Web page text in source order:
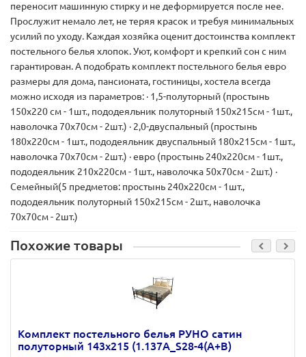
переносит машинную стирку и не деформируется после нее.
Прослужит немало лет, не теряя красок и требуя минимальных
усилий по уходу. Каждая хозяйка оценит достоинства комплект
постельного белья хлопок. Уют, комфорт и крепкий сон с ним
гарантирован. А подобрать комплект постельного белья евро
размеры для дома, пансионата, гостиницы, хостела всегда
можно исходя из параметров: · 1,5-полуторный (простынь
150х220 см - 1шт., пододеяльник полуторный 150х215см - 1шт.,
наволочка 70х70см - 2шт.) · 2,0-двуспальный (простынь
180х220см - 1шт., пододеяльник двуспальный 180х215см - 1шт.,
наволочка 70х70см - 2шт.) · евро (простынь 240х220см - 1шт.,
пододеяльник 210х220см - 1шт., наволочка 50х70см - 2шт.) ·
Семейный(5 предметов: простынь 240х220см - 1шт.,
пододеяльник полуторный 150х215см - 2шт., наволочка
70х70см - 2шт.)
Похожие товары
Комплект постельного белья РУНО сатин
полуторный 143х215 (1.137А_S28-4(A+B)